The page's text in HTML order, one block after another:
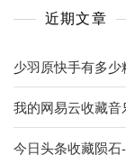
近期文章
少羽原快手有多
我的网易云收藏音
今日头条收藏陨